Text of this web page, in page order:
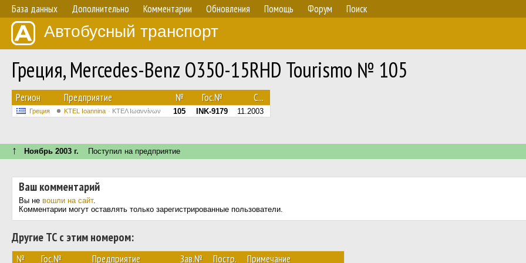
База данных Дополнительно Комментарии Обновления Помощь Форум Поиск
Автобусный транспорт
Греция, Mercedes-Benz O350-15RHD Tourismo № 105
Регион Предприятие № Гос.№ С...
Греция KTEL Ioannina ΚΤΕΛ Ιωαννίνων 105 INK-9179 11.2003
↑ Ноябрь 2003 г. Поступил на предприятие
Ваш комментарий
Вы не вошли на сайт.
Комментарии могут оставлять только зарегистрированные пользователи.
Другие ТС с этим номером:
№ Гос.№ Предприятие Зав.№ Постр. Примечание